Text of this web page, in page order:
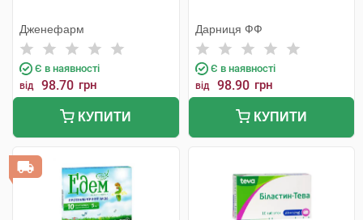
Дженефарм
Є в наявності
від 98.70 грн
КУПИТИ
Дарниця ФФ
Є в наявності
від 98.90 грн
КУПИТИ